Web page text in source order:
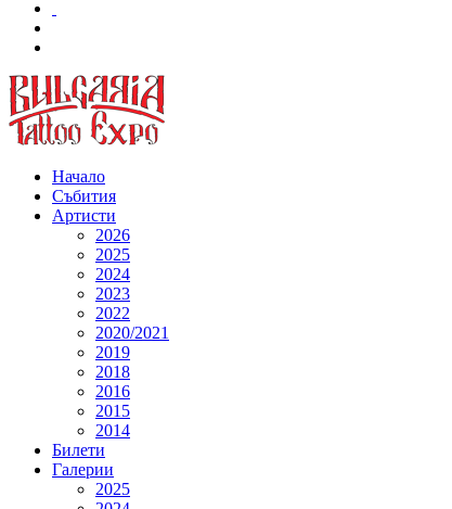
Начало
Събития
Артисти
2026
2025
2024
2023
2022
2020/2021
2019
2018
2016
2015
2014
Билети
Галерии
2025